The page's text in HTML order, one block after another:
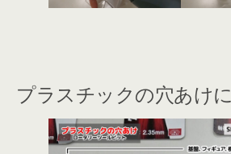
プラスチックの穴あけに